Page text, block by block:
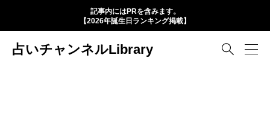
記事内にはPRを含みます。
【2026年誕生日ランキング掲載】
占いチャンネルLibrary 